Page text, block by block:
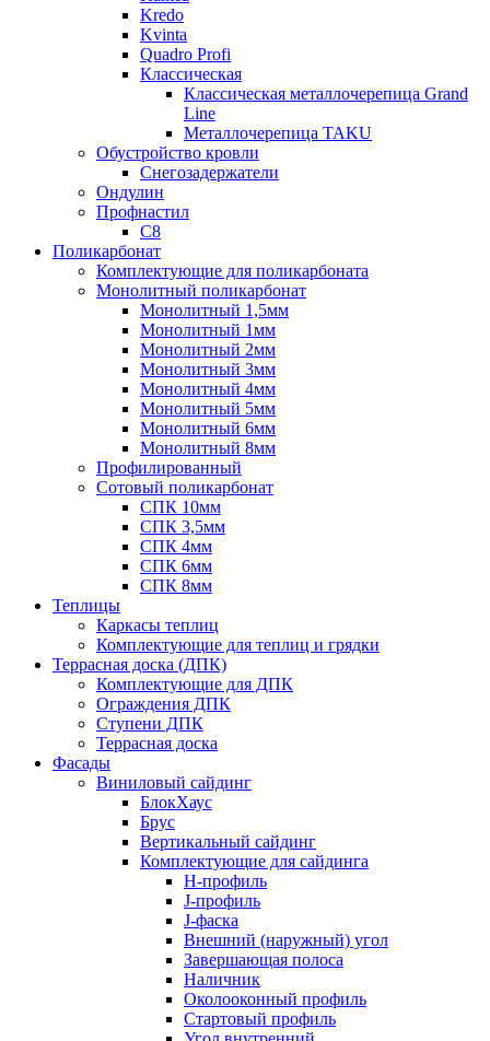
Kredo
Kvinta
Quadro Profi
Классическая
Классическая металлочерепица Grand
Line
Металлочерепица TAKU
Обустройство кровли
Снегозадержатели
Ондулин
Профнастил
С8
Поликарбонат
Комплектующие для поликарбоната
Монолитный поликарбонат
Монолитный 1,5мм
Монолитный 1мм
Монолитный 2мм
Монолитный 3мм
Монолитный 4мм
Монолитный 5мм
Монолитный 6мм
Монолитный 8мм
Профилированный
Сотовый поликарбонат
СПК 10мм
СПК 3,5мм
СПК 4мм
СПК 6мм
СПК 8мм
Теплицы
Каркасы теплиц
Комплектующие для теплиц и грядки
Террасная доска (ДПК)
Комплектующие для ДПК
Ограждения ДПК
Ступени ДПК
Террасная доска
Фасады
Виниловый сайдинг
БлокХаус
Брус
Вертикальный сайдинг
Комплектующие для сайдинга
H-профиль
J-профиль
J-фаска
Внешний (наружный) угол
Завершающая полоса
Наличник
Околооконный профиль
Стартовый профиль